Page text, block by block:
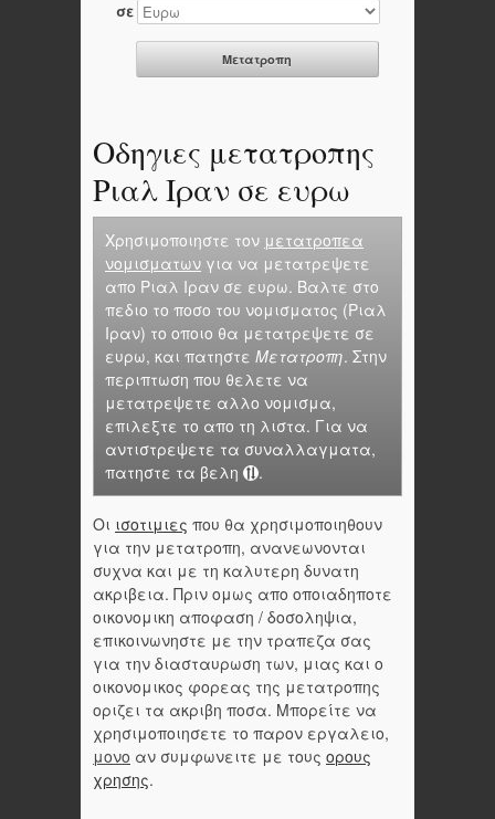
σε
Οδηγιες μετατροπης
Ριαλ Ιραν σε ευρω
Χρησιμοποιηστε τον μετατροπεα
νομισματων για να μετατρεψετε
απο Ριαλ Ιραν σε ευρω. Βαλτε στο
πεδιο το ποσο του νομισματος (Ριαλ
Ιραν) το οποιο θα μετατρεψετε σε
ευρω, και πατηστε Μετατροπη. Στην
περιπτωση που θελετε να
μετατρεψετε αλλο νομισμα,
επιλεξτε το απο τη λιστα. Για να
αντιστρεψετε τα συναλλαγματα,
πατηστε τα βελη
.
Οι ισοτιμιες που θα χρησιμοποιηθουν
για την μετατροπη, ανανεωνονται
συχνα και με τη καλυτερη δυνατη
ακριβεια. Πριν ομως απο οποιαδηποτε
οικονομικη αποφαση / δοσοληψια,
επικοινωνηστε με την τραπεζα σας
για την διασταυρωση των, μιας και ο
οικονομικος φορεας της μετατροπης
οριζει τα ακριβη ποσα. Μπορείτε να
χρησιμοποιησετε το παρον εργαλειο,
μονο αν συμφωνειτε με τους ορους
χρησης.